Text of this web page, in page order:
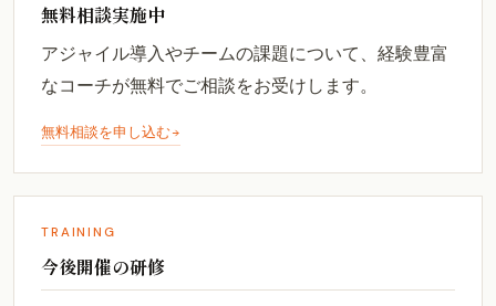
無料相談実施中
アジャイル導入やチームの課題について、経験豊富
なコーチが無料でご相談をお受けします。
無料相談を申し込む
TRAINING
今後開催の研修